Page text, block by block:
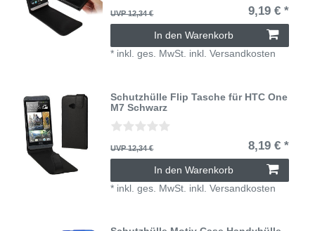
UVP 12,34 € 9,19 € *
In den Warenkorb
* inkl. ges. MwSt. inkl.Versandkosten
Schutzhülle Flip Tasche für HTC One
M7 Schwarz
UVP 12,34 € 8,19 € *
In den Warenkorb
* inkl. ges. MwSt. inkl.Versandkosten